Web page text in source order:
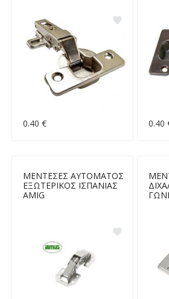
0.40 € 0.40
ΜΕΝΤΕΣΕΣ ΑΥΤΟΜΑΤΟΣ
ΕΞΩΤΕΡΙΚΟΣ ΙΣΠΑΝΙΑΣ
AMIG